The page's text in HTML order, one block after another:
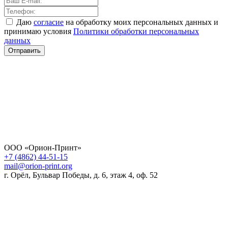
Даю согласие на обработку моих персональных данных и
принимаю условия Политики обработки персональных
данных
Отправить
ООО «Орион-Принт»
+7 (4862) 44-51-15
mail@orion-print.org
г. Орёл, Бульвар Победы, д. 6, этаж 4, оф. 52